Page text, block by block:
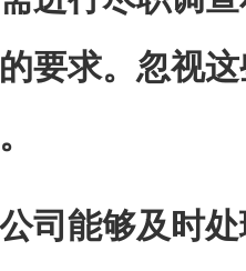
要求。忽视
司能够及时